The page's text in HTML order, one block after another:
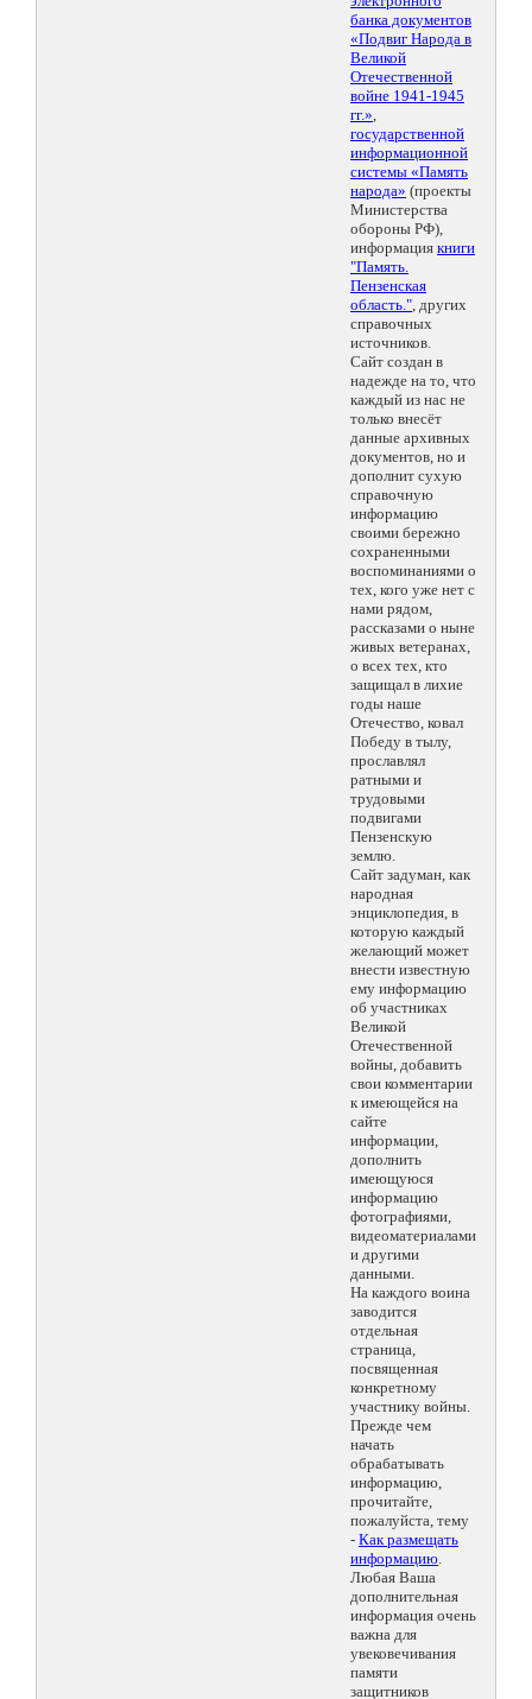
банка документов
«Подвиг Народа в
Великой
Отечественной
войне 1941-1945
гг.»,
государственной
информационной
системы «Память
народа» (проекты
Министерства
обороны РФ),
информация книги
"Память.
Пензенская
область.", других
справочных
источников.
Сайт создан в
надежде на то, что
каждый из нас не
только внесёт
данные архивных
документов, но и
дополнит сухую
справочную
информацию
своими бережно
сохраненными
воспоминаниями о
тех, кого уже нет с
нами рядом,
рассказами о ныне
живых ветеранах,
о всех тех, кто
защищал в лихие
годы наше
Отечество, ковал
Победу в тылу,
прославлял
ратными и
трудовыми
подвигами
Пензенскую
землю.
Сайт задуман, как
народная
энциклопедия, в
которую каждый
желающий может
внести известную
ему информацию
об участниках
Великой
Отечественной
войны, добавить
свои комментарии
к имеющейся на
сайте
информации,
дополнить
имеющуюся
информацию
фотографиями,
видеоматериалами
и другими
данными.
На каждого воина
заводится
отдельная
страница,
посвященная
конкретному
участнику войны.
Прежде чем
начать
обрабатывать
информацию,
прочитайте,
пожалуйста, тему
- Как размещать
информацию.
Любая Ваша
дополнительная
информация очень
важна для
увековечивания
памяти
защитников